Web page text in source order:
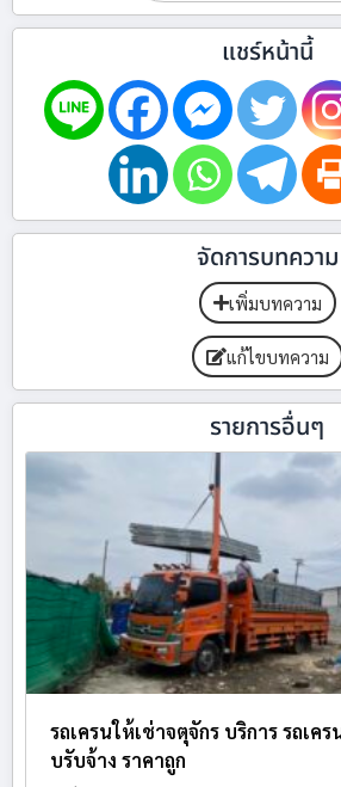
แชร์หน้านี้
จัดการบทความ
เพิ่มบทความ
แก้ไขบทความ
รายการอื่นๆ
รถเครนให้เช่าจตุจักร บริการ รถเคร
บรับจ้าง ราคาถูก